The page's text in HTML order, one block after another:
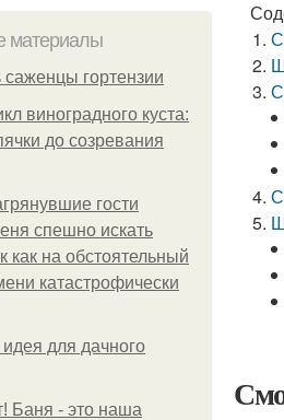
материалы
саженцы гортензии
виноградного куста:
до созревания
гости
спешно искать
как на обстоятельный
катастрофически
для дачного
Баня - это наша